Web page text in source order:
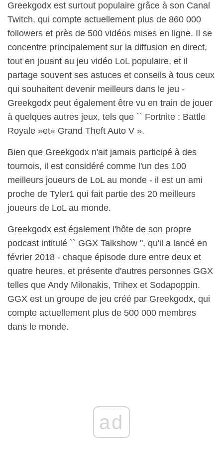
Greekgodx est surtout populaire grâce à son Canal
Twitch, qui compte actuellement plus de 860 000
followers et près de 500 vidéos mises en ligne. Il se
concentre principalement sur la diffusion en direct,
tout en jouant au jeu vidéo LoL populaire, et il
partage souvent ses astuces et conseils à tous ceux
qui souhaitent devenir meilleurs dans le jeu -
Greekgodx peut également être vu en train de jouer
à quelques autres jeux, tels que `` Fortnite : Battle
Royale »et« Grand Theft Auto V ».
Bien que Greekgodx n'ait jamais participé à des
tournois, il est considéré comme l'un des 100
meilleurs joueurs de LoL au monde - il est un ami
proche de Tyler1 qui fait partie des 20 meilleurs
joueurs de LoL au monde.
Greekgodx est également l'hôte de son propre
podcast intitulé `` GGX Talkshow '', qu'il a lancé en
février 2018 - chaque épisode dure entre deux et
quatre heures, et présente d'autres personnes GGX
telles que Andy Milonakis, Trihex et Sodapoppin.
GGX est un groupe de jeu créé par Greekgodx, qui
compte actuellement plus de 500 000 membres
dans le monde.
ad